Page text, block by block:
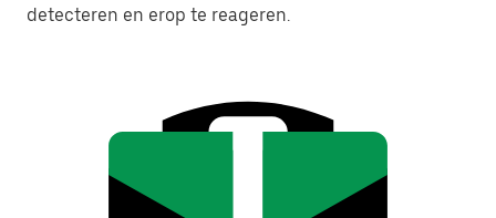
detecteren en erop te reageren.